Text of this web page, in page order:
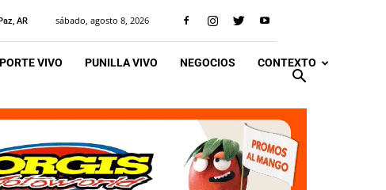
AR sábado, agosto 8, 2026
VIVO PUNILLA VIVO NEGOCIOS CONTEXTO